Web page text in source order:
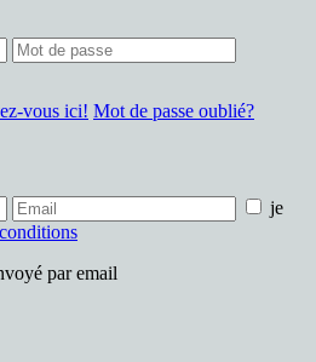
vous ici! Mot de passe oublié?
je
par email